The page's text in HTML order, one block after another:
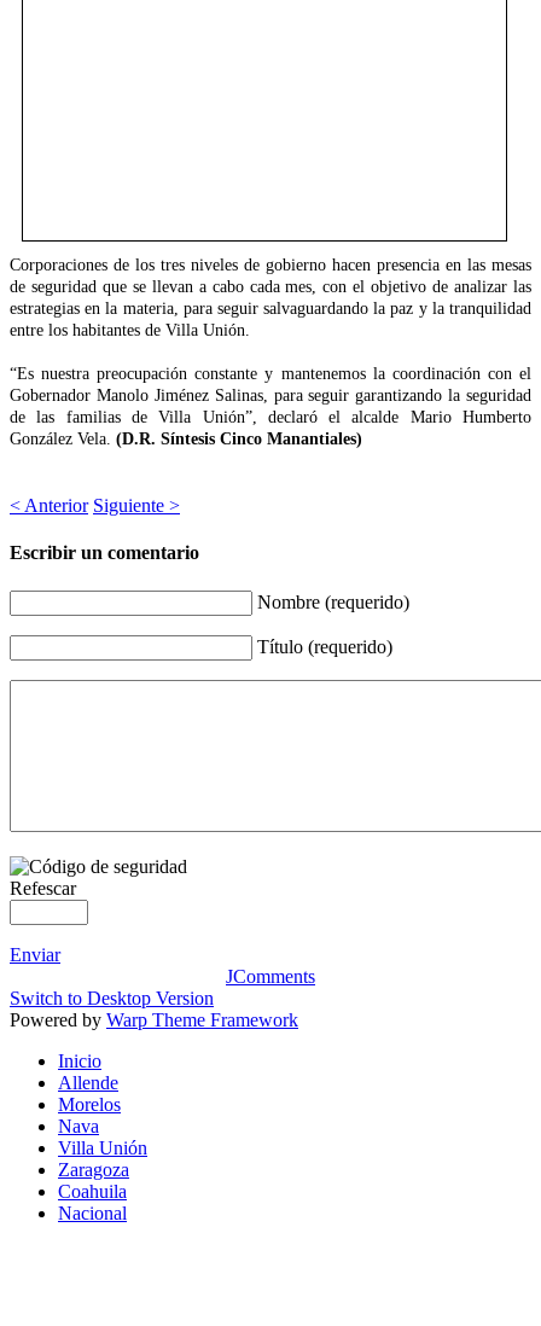
Corporaciones de los tres niveles de gobierno hacen presencia en las mesas
de seguridad que se llevan a cabo cada mes, con el objetivo de analizar las
estrategias en la materia, para seguir salvaguardando la paz y la tranquilidad
entre los habitantes de Villa Unión.
“Es nuestra preocupación constante y mantenemos la coordinación con el
Gobernador Manolo Jiménez Salinas, para seguir garantizando la seguridad
de las familias de Villa Unión”, declaró el alcalde Mario Humberto
González Vela. (D.R. Síntesis Cinco Manantiales)
< Anterior Siguiente >
Escribir un comentario
Nombre (requerido)
Título (requerido)
Refescar
Enviar
JComments
Switch to Desktop Version
Powered by Warp Theme Framework
Inicio
Allende
Morelos
Nava
Villa Unión
Zaragoza
Coahuila
Nacional